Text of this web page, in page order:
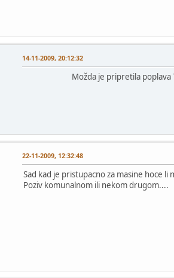
14-11-2009, 20:12:32
Možda je pripretila poplava
22-11-2009, 12:32:48
Sad kad je pristupacno za masine hoce
Poziv komunalnom ili nekom drugom....